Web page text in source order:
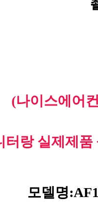
(나이스에어
터랑 실제제
모델명